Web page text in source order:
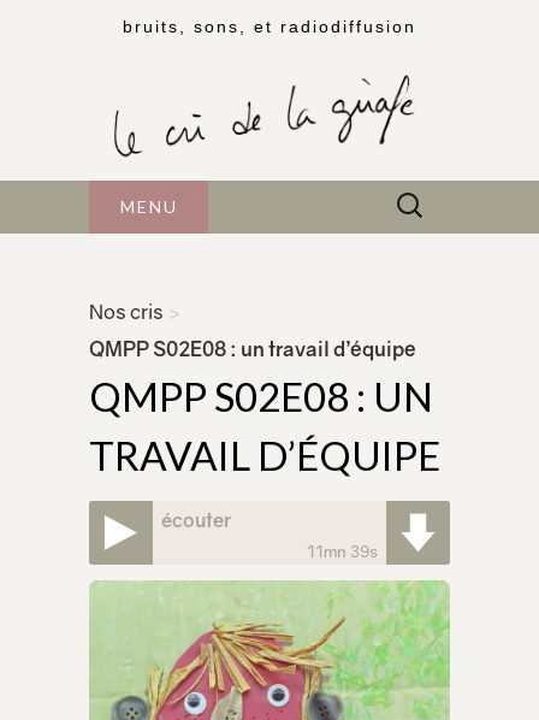
bruits, sons, et radiodiffusion
MENU Rechercher :
Nos cris >
QMPP S02E08 : un travail d’équipe
QMPP S02E08 : UN
TRAVAIL D’ÉQUIPE
écouter
11mn 39s